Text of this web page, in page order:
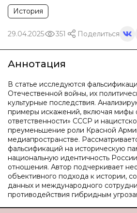
История
29.04.2025 351 Поделиться
Аннотация
В статье исследуются
Отечественной войны, их
культурные последствия.
примеры искажений, включая мифы
ответственности» СССР и
преуменьшение роли Красной
медиапространстве.
фальсификаций на историческую
национальную идентичность
отношения. Автор подчеркивает
объективного подхода к истории,
данных и международного
противодействия гибридным